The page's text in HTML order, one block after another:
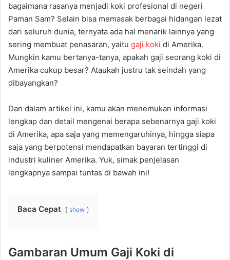
bagaimana rasanya menjadi koki profesional di negeri
Paman Sam? Selain bisa memasak berbagai hidangan lezat
dari seluruh dunia, ternyata ada hal menarik lainnya yang
sering membuat penasaran, yaitu gaji koki di Amerika.
Mungkin kamu bertanya-tanya, apakah gaji seorang koki di
Amerika cukup besar? Ataukah justru tak seindah yang
dibayangkan?
Dan dalam artikel ini, kamu akan menemukan informasi
lengkap dan detail mengenai berapa sebenarnya gaji koki
di Amerika, apa saja yang memengaruhinya, hingga siapa
saja yang berpotensi mendapatkan bayaran tertinggi di
industri kuliner Amerika. Yuk, simak penjelasan
lengkapnya sampai tuntas di bawah ini!
Baca Cepat show
Gambaran Umum Gaji Koki di